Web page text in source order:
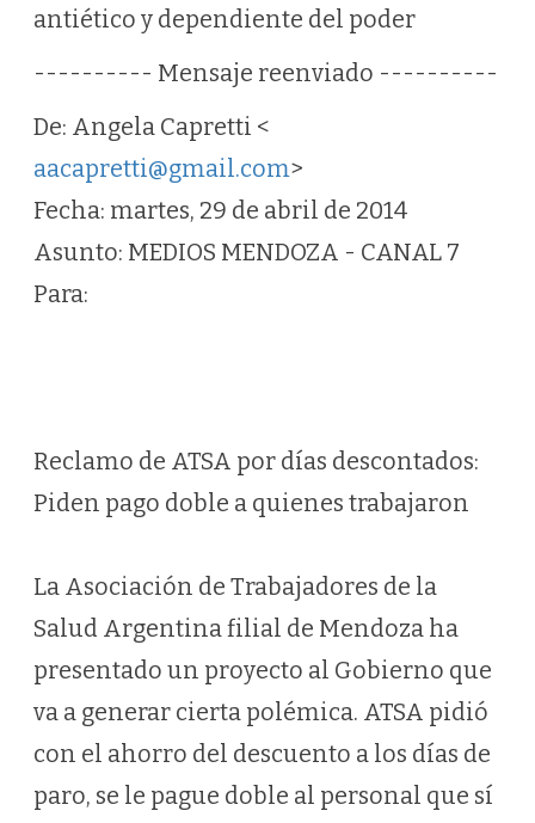
antiético y dependiente del poder
---------- Mensaje reenviado ----------
De: Angela Capretti <
aacapretti@gmail.com>
Fecha: martes, 29 de abril de 2014
Asunto: MEDIOS MENDOZA - CANAL 7
Para:
Reclamo de ATSA por días descontados:
Piden pago doble a quienes trabajaron
La Asociación de Trabajadores de la
Salud Argentina filial de Mendoza ha
presentado un proyecto al Gobierno que
va a generar cierta polémica. ATSA pidió
con el ahorro del descuento a los días de
paro, se le pague doble al personal que sí